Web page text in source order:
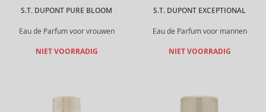
S.T. DUPONT PURE BLOOM
Eau de Parfum voor vrouwen
NIET VOORRADIG
S.T. DUPONT EXCEPTIONAL
Eau de Parfum voor mannen
NIET VOORRADIG